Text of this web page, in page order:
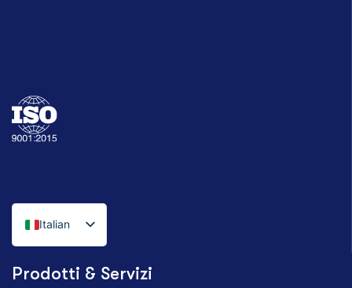
Italian
English
German
Prodotti & Servizi